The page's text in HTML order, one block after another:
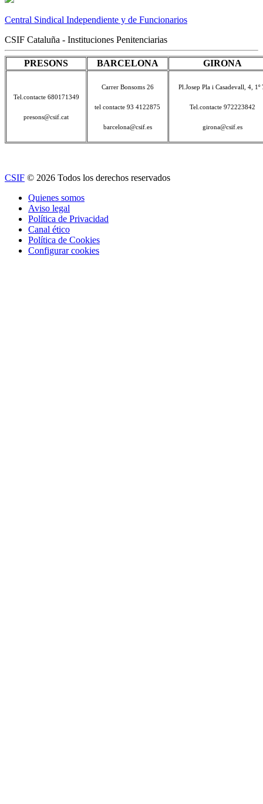
Central Sindical Independiente y de Funcionarios
CSIF Cataluña - Instituciones Penitenciarias
PRESONS BARCELONA GIRONA
Tel.contacte 680171349
presons@csif.cat
Carrer Bonsoms 26
tel contacte 93 4122875
barcelona@csif.es
Pl.Josep Pla i Casadevall, 4, 1º
Tel.contacte 972223842
girona@csif.es
CSIF © 2026 Todos los derechos reservados
Quienes somos
Aviso legal
Política de Privacidad
Canal ético
Política de Cookies
Configurar cookies